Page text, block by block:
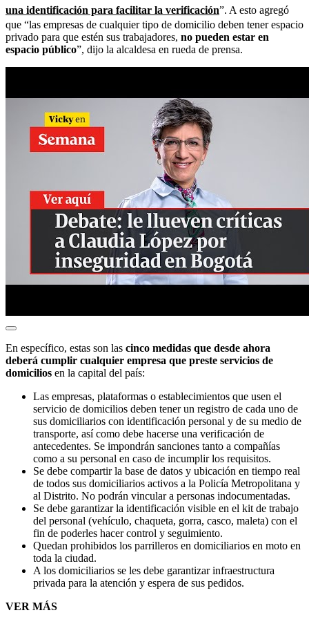
una identificación para facilitar la verificación”. A esto agregó
que “las empresas de cualquier tipo de domicilio deben tener espacio
privado para que estén sus trabajadores, no pueden estar en
espacio público”, dijo la alcaldesa en rueda de prensa.
En específico, estas son las cinco medidas que desde ahora
deberá cumplir cualquier empresa que preste servicios de
domicilios en la capital del país:
Las empresas, plataformas o establecimientos que usen el
servicio de domicilios deben tener un registro de cada uno de
sus domiciliarios con identificación personal y de su medio de
transporte, así como debe hacerse una verificación de
antecedentes. Se impondrán sanciones tanto a compañías
como a su personal en caso de incumplir los requisitos.
Se debe compartir la base de datos y ubicación en tiempo real
de todos sus domiciliarios activos a la Policía Metropolitana y
al Distrito. No podrán vincular a personas indocumentadas.
Se debe garantizar la identificación visible en el kit de trabajo
del personal (vehículo, chaqueta, gorra, casco, maleta) con el
fin de poderles hacer control y seguimiento.
Quedan prohibidos los parrilleros en domiciliarios en moto en
toda la ciudad.
A los domiciliarios se les debe garantizar infraestructura
privada para la atención y espera de sus pedidos.
VER MÁS